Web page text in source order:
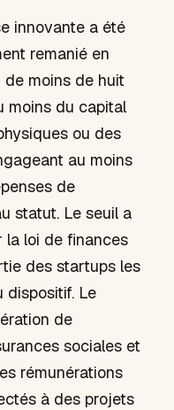
innovante a été
remanié en
moins de huit
moins du capital
ou des
au moins
de
statut. Le seuil a
la loi de finances
des startups les
dispositif. Le
de
sociales et
rémunérations
à des projets